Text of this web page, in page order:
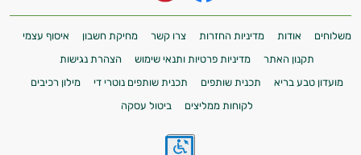
משלוחים אודות מדיניות החזרות צרו קשר מחיקת חשבון
איסוף עצמי
תקנון האתר
מדיניות פרטיות ותנאי שימוש
הצהרת נגישות
מועדון טבע בריא
תכנית שותפים תכנית שותפים נוטרי די
מילון רכיבים
לקוחות ממליצים
ביטול עסקה